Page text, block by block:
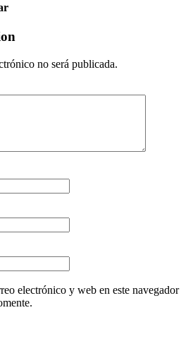
no será publicada.
electrónico y web en este navegador